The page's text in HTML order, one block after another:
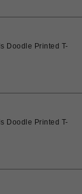
Doodle Printed T-
Doodle Printed T-